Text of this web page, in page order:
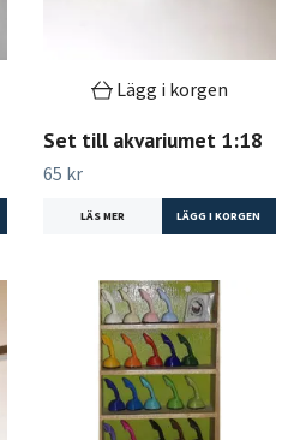
Lägg i korgen
Set till akvariumet 1:18
65 kr
LÄS MER